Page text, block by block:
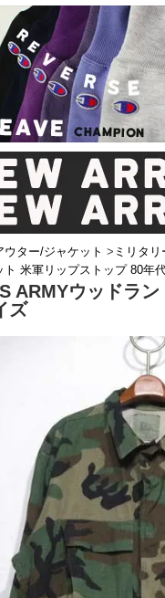
ツー
ロシャツ
袖シャツ
ロハ/サーフ/ボーリング
・ラルフ/ブランド
・無地/チェック/ストラ
・ワーク/ミリタリー/ウ
・ネル/ウール ・ショ
・アウ
・ジー
・
・ミリ
・コー
・コッ
・オー
・ジャ
ン
ウター/ジャケット > ミリタ
ト 米軍リップストップ 80年
ARMYウッドラ
ズ